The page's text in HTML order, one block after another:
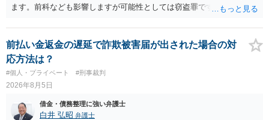
ます。前科なども影響しますが可能性としては窃盗罪ですので、逮捕
前払い金返金の遅延で詐欺被害届が出された場合の対
応方法は？
#個人・プライベート #刑事裁判
2026年8月5日
借金・債務整理に強い弁護士
白井 弘昭 弁護士